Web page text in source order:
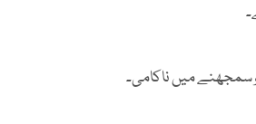
سمجھنے میں ناکامی۔